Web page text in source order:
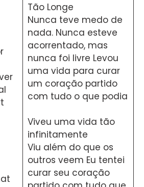
Tão Longe
Nunca teve medo de
nada. Nunca esteve
acorrentado, mas
nunca foi livre Levou
uma vida para curar
um coração partido
com tudo o que podia
Viveu uma vida tão
infinitamente
Viu além do que os
outros veem Eu tentei
curar seu coração